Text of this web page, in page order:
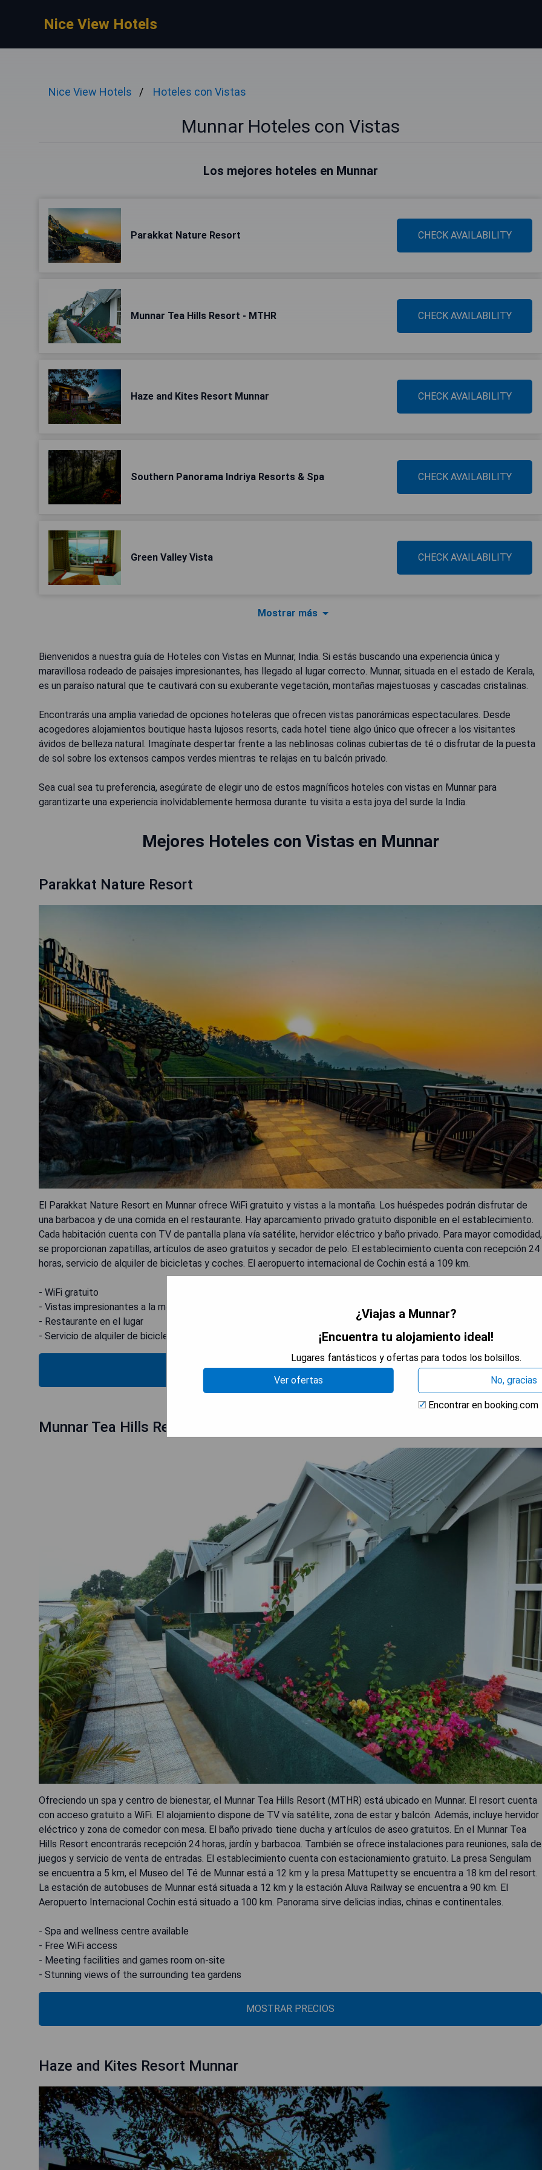
Nice View Hotels
Nice View Hotels Hoteles con Vistas
Munnar Hoteles con Vistas
Los mejores hoteles en Munnar
Parakkat Nature Resort CHECK AVAILABILITY
Munnar Tea Hills Resort - MTHR CHECK AVAILABILITY
Haze and Kites Resort Munnar CHECK AVAILABILITY
Southern Panorama Indriya Resorts & Spa CHECK AVAILABILITY
Green Valley Vista CHECK AVAILABILITY
Mostrar más
Bienvenidos a nuestra guía de Hoteles con Vistas en Munnar, India. Si estás buscando una experiencia única y
maravillosa rodeado de paisajes impresionantes, has llegado al lugar correcto. Munnar, situada en el estado de Kerala,
es un paraíso natural que te cautivará con su exuberante vegetación, montañas majestuosas y cascadas cristalinas.
Encontrarás una amplia variedad de opciones hoteleras que ofrecen vistas panorámicas espectaculares. Desde
acogedores alojamientos boutique hasta lujosos resorts, cada hotel tiene algo único que ofrecer a los visitantes
ávidos de belleza natural. Imagínate despertar frente a las neblinosas colinas cubiertas de té o disfrutar de la puesta
de sol sobre los extensos campos verdes mientras te relajas en tu balcón privado.
Sea cual sea tu preferencia, asegúrate de elegir uno de estos magníficos hoteles con vistas en Munnar para
garantizarte una experiencia inolvidablemente hermosa durante tu visita a esta joya del surde la India.
Mejores Hoteles con Vistas en Munnar
Parakkat Nature Resort
El Parakkat Nature Resort en Munnar ofrece WiFi gratuito y vistas a la montaña. Los huéspedes podrán disfrutar de
una barbacoa y de una comida en el restaurante. Hay aparcamiento privado gratuito disponible en el establecimiento.
Cada habitación cuenta con TV de pantalla plana vía satélite, hervidor eléctrico y baño privado. Para mayor comodidad,
se proporcionan zapatillas, artículos de aseo gratuitos y secador de pelo. El establecimiento cuenta con recepción 24
horas, servicio de alquiler de bicicletas y coches. El aeropuerto internacional de Cochin está a 109 km.
- WiFi gratuito
- Vistas impresionantes a la montaña
- Restaurante en el lugar
- Servicio de alquiler de bicicletas y coches disponibles
MOSTRAR PRECIOS
Munnar Tea Hills Resort - MTHR
Ofreciendo un spa y centro de bienestar, el Munnar Tea Hills Resort (MTHR) está ubicado en Munnar. El resort cuenta
con acceso gratuito a WiFi. El alojamiento dispone de TV vía satélite, zona de estar y balcón. Además, incluye hervidor
eléctrico y zona de comedor con mesa. El baño privado tiene ducha y artículos de aseo gratuitos. En el Munnar Tea
Hills Resort encontrarás recepción 24 horas, jardín y barbacoa. También se ofrece instalaciones para reuniones, sala de
juegos y servicio de venta de entradas. El establecimiento cuenta con estacionamiento gratuito. La presa Sengulam
se encuentra a 5 km, el Museo del Té de Munnar está a 12 km y la presa Mattupetty se encuentra a 18 km del resort.
La estación de autobuses de Munnar está situada a 12 km y la estación Aluva Railway se encuentra a 90 km. El
Aeropuerto Internacional Cochin está situado a 100 km. Panorama sirve delicias indias, chinas e continentales.
- Spa and wellness centre available
- Free WiFi access
- Meeting facilities and games room on-site
- Stunning views of the surrounding tea gardens
MOSTRAR PRECIOS
Haze and Kites Resort Munnar
¿Viajas a Munnar?
¡Encuentra tu alojamiento ideal!
Lugares fantásticos y ofertas para todos los bolsillos.
Ver ofertas
No, gracias
Encontrar en booking.com